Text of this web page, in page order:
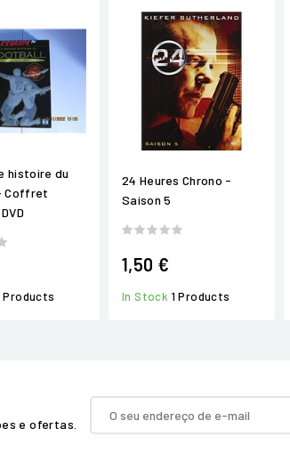
histoire du
Coffret
Products
24 Heures Chrono -
Saison 5
1,50 €
In Stock 1 Products
e ofertas.